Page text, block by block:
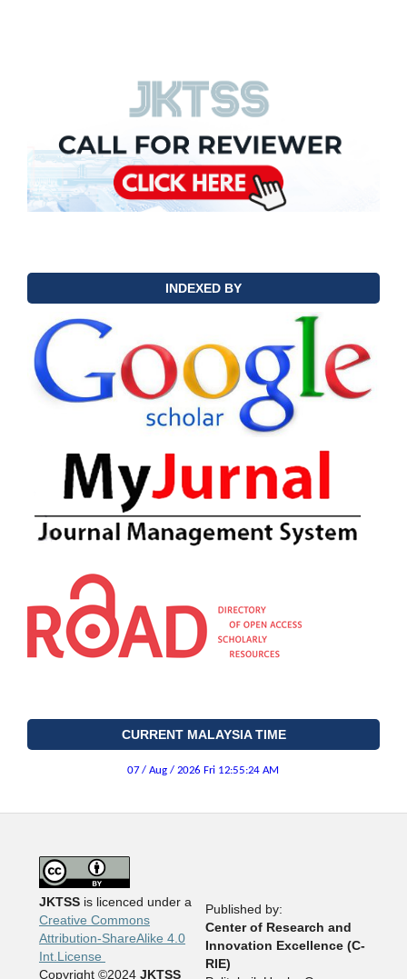
INDEXED BY
CURRENT MALAYSIA TIME
JKTSSis licenced under a
Creative Commons
Attribution-ShareAlike 4.0
Int.License
Copyright ©2024 JKTSS
Published by:
Center of Research and
Innovation Excellence (C-
RIE)